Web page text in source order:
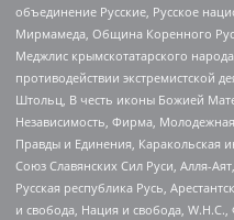
объединение Русские, Русское
Мирмамеда, Община Коренного
Меджлис крымскотатарского
противодействии экстремистской
Штольц, В честь иконы Божией
Независимость, Фирма,
Правды и Единения, Каракольская
Союз Славянских Сил Руси, Алля-
Русская республика Русь,
и свобода, Нация и свобода,